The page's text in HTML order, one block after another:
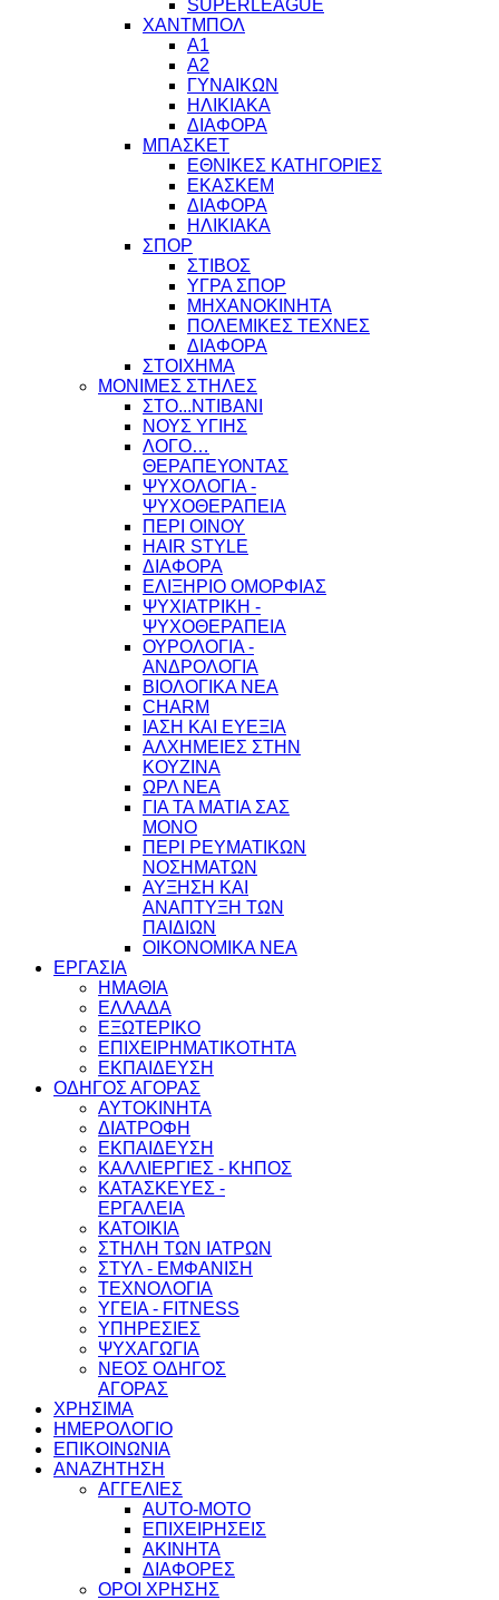
SUPERLEAGUE
ΧΑΝΤΜΠΟΛ
Α1
Α2
ΓΥΝΑΙΚΩΝ
ΗΛΙΚΙΑΚΑ
ΔΙΑΦΟΡΑ
ΜΠΑΣΚΕΤ
ΕΘΝΙΚΕΣ ΚΑΤΗΓΟΡΙΕΣ
ΕΚΑΣΚΕΜ
ΔΙΑΦΟΡΑ
ΗΛΙΚΙΑΚΑ
ΣΠΟΡ
ΣΤΙΒΟΣ
ΥΓΡΑ ΣΠΟΡ
ΜΗΧΑΝΟΚΙΝΗΤΑ
ΠΟΛΕΜΙΚΕΣ ΤΕΧΝΕΣ
ΔΙΑΦΟΡΑ
ΣΤΟΙΧΗΜΑ
ΜΟΝΙΜΕΣ ΣΤΗΛΕΣ
ΣΤΟ...ΝΤΙΒΑΝΙ
ΝΟΥΣ ΥΓΙΗΣ
ΛΟΓΟ…
ΘΕΡΑΠΕΥΟΝΤΑΣ
ΨΥΧΟΛΟΓΙΑ -
ΨΥΧΟΘΕΡΑΠΕΙΑ
ΠΕΡΙ ΟΙΝΟΥ
HAIR STYLE
ΔΙΑΦΟΡΑ
ΕΛΙΞΗΡΙΟ ΟΜΟΡΦΙΑΣ
ΨΥΧΙΑΤΡΙΚΗ -
ΨΥΧΟΘΕΡΑΠΕΙΑ
ΟΥΡΟΛΟΓΙΑ -
ΑΝΔΡΟΛΟΓΙΑ
ΒΙΟΛΟΓΙΚΑ ΝΕΑ
CHARM
ΙΑΣΗ ΚΑΙ ΕΥΕΞΙΑ
ΑΛΧΗΜΕΙΕΣ ΣΤΗΝ
ΚΟΥΖΙΝΑ
ΩΡΛ ΝEA
ΓΙΑ ΤΑ ΜΑΤΙΑ ΣΑΣ
ΜΟΝΟ
ΠΕΡΙ ΡΕΥΜΑΤΙΚΩΝ
ΝΟΣΗΜΑΤΩΝ
ΑΥΞΗΣΗ ΚΑΙ
ΑΝΑΠΤΥΞΗ ΤΩΝ
ΠΑΙΔΙΩΝ
ΟΙΚΟΝΟΜΙΚΑ ΝΕΑ
ΕΡΓΑΣΙΑ
ΗΜΑΘΙΑ
ΕΛΛΑΔΑ
ΕΞΩΤΕΡΙΚΟ
ΕΠΙΧΕΙΡΗΜΑΤΙΚΟΤΗΤΑ
ΕΚΠΑΙΔΕΥΣΗ
ΟΔΗΓΟΣ ΑΓΟΡΑΣ
ΑΥΤΟΚΙΝΗΤΑ
ΔΙΑΤΡΟΦΗ
ΕΚΠΑΙΔΕΥΣΗ
ΚΑΛΛΙΕΡΓΙΕΣ - ΚΗΠΟΣ
ΚΑΤΑΣΚΕΥΕΣ -
ΕΡΓΑΛΕΙΑ
ΚΑΤΟΙΚΙΑ
ΣΤΗΛΗ ΤΩΝ ΙΑΤΡΩΝ
ΣΤΥΛ - ΕΜΦΑΝΙΣΗ
ΤΕΧΝΟΛΟΓΙΑ
ΥΓΕΙΑ - FITNESS
ΥΠΗΡΕΣΙΕΣ
ΨΥΧΑΓΩΓΙΑ
ΝΕΟΣ ΟΔΗΓΟΣ
ΑΓΟΡΑΣ
ΧΡΗΣΙΜΑ
ΗΜΕΡΟΛΟΓΙΟ
ΕΠΙΚΟΙΝΩΝΙΑ
ΑΝΑΖΗΤΗΣΗ
ΑΓΓΕΛΙΕΣ
AUTO-MOTO
ΕΠΙΧΕΙΡΗΣΕΙΣ
ΑΚΙΝΗΤΑ
ΔΙΑΦΟΡΕΣ
ΟΡΟΙ ΧΡΗΣΗΣ